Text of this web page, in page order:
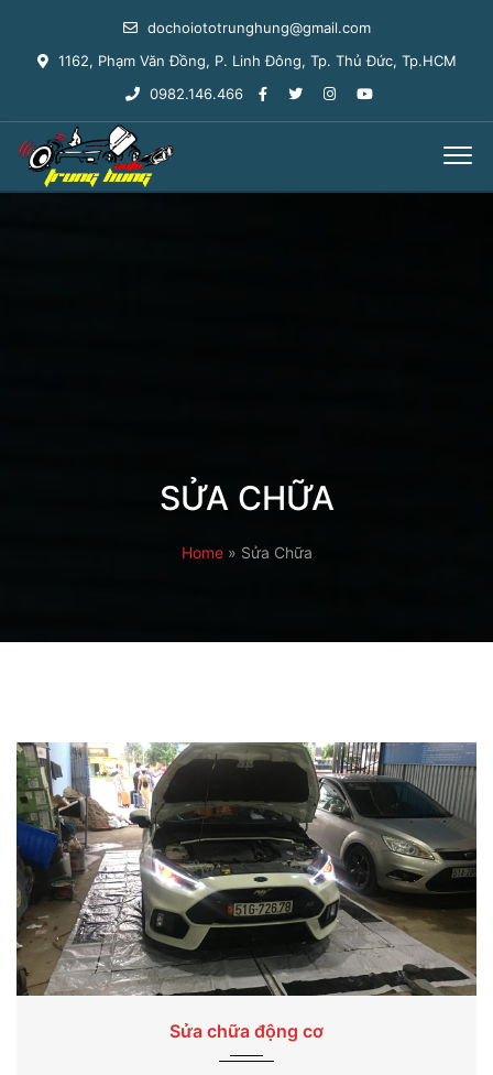
dochoiototrunghung@gmail.com
1162, Phạm Văn Đồng, P. Linh Đông, Tp. Thủ Đức, Tp.HCM
0982.146.466
SỬA CHỮA
Home» Sửa Chữa
Sửa chữa động cơ